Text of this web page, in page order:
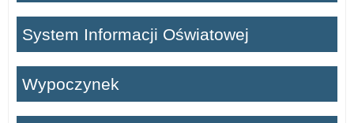
System Informacji Oświatowej
Wypoczynek